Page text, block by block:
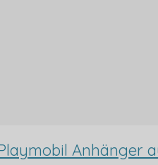
Anhänger